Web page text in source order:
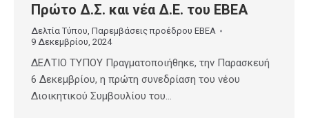
Πρώτο Δ.Σ. και νέα Δ.Ε. του ΕΒΕΑ
Δελτία Τύπου Παρεμβάσεις προέδρου ΕΒΕΑ
9 Δεκεμβρίου, 2024
ΔΕΛΤΙΟ ΤΥΠΟΥ Πραγματοποιήθηκε, την Παρασκευή
6 Δεκεμβρίου, η πρώτη συνεδρίαση του νέου
Διοικητικού Συμβουλίου του…